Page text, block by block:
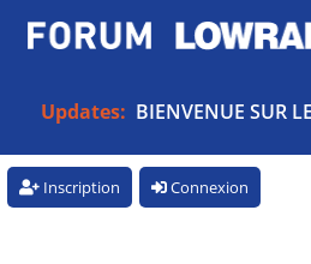
Updates: BIENVENUE SUR
Inscription Connexion